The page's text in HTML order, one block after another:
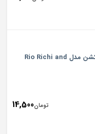
ادو پرفیوم زنانه ریو کالکشن مدل Rio Richi and
تومان14,500